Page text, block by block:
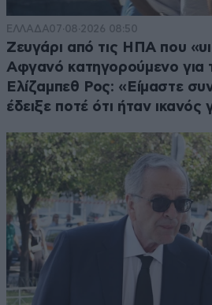
ΕΛΛΑΔΑ07·08·2026 08:50
Ζευγάρι από τις ΗΠΑ που
Αφγανό κατηγορούμενο για
Ελίζαμπεθ Ρος: «Είμαστε
έδειξε ποτέ ότι ήταν ικανός